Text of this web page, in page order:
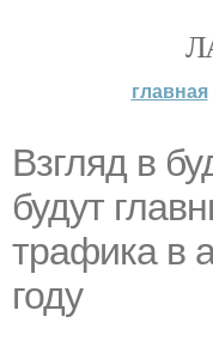
главная
Взгляд в
будут
трафика в
году